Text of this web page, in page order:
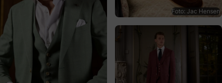
Foto: Jac Hensen